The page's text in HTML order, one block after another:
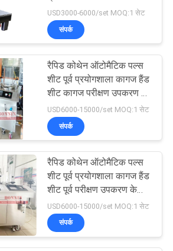
5
तनाव मीटर
9
USD3000-6000/set MOQ:1 सेट
संपर्क
रैपिड कोथेन ऑटोमैटिक पल्स
शीट पूर्व प्रयोगशाला कागज हैंड
शीट कागज परीक्षण उपकरण के
लिए पूर्व
USD6000-15000/set MOQ:1 सेट
संपर्क
रैपिड कोथेन ऑटोमैटिक पल्स
शीट पूर्व प्रयोगशाला कागज हैंड
शीट पूर्व परीक्षण उपकरण के
लिए
USD6000-15000/set MOQ:1 सेट
संपर्क